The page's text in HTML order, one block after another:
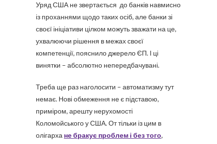
Уряд США не звертається до банків навмисно
із проханнями щодо таких осіб, але банки зі
своєї ініціативи цілком можуть зважати на це,
ухвалюючи рішення в межах своєї
компетенції, пояснило джерело ЄП. І ці
винятки – абсолютно непередбачувані.
Треба ще раз наголосити – автоматизму тут
немає. Нові обмеження не є підставою,
приміром, арешту нерухомості
Коломойського у США. От тільки із цим в
олігарха не бракує проблем і без того,